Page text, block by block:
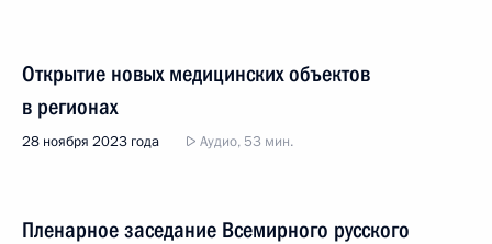
Открытие новых медицинских объектов
в регионах
28 ноября 2023 года Аудио, 53 мин.
Пленарное заседание Всемирного русского